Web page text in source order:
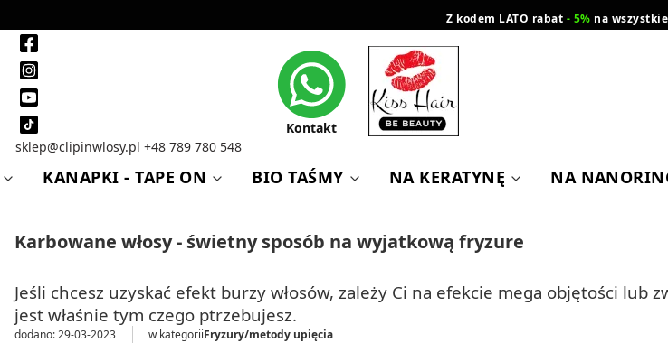
Z kodem LATO rabat - 5% na
sklep@clipinwlosy.pl +48 789 780 548
Kontakt
KANAPKI - TAPE ON BIO TAŚMY NA KERATYNĘ NA
Karbowane włosy - świetny sposób na wyjatkową fryzure
Jeśli chcesz uzyskać efekt burzy włosów, zależy Ci na efekcie mega objętości
jest właśnie tym czego ptrzebujesz.
dodano: 29-03-2023 w kategoriiFryzury/metody upięcia